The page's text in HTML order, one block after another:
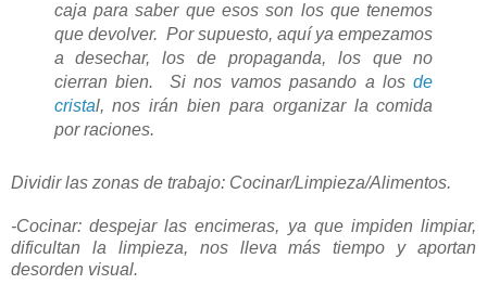
caja para saber que esos son los que tenemos
que devolver. Por supuesto, aquí ya empezamos
a desechar, los de propaganda, los que no
cierran bien. Si nos vamos pasando a losde
cristal, nos irán bien para organizar la comida
por raciones.
Dividir las zonas de trabajo: Cocinar/Limpieza/Alimentos.
-Cocinar: despejar las encimeras, ya que impiden limpiar,
dificultan la limpieza, nos lleva más tiempo y aportan
desorden visual.